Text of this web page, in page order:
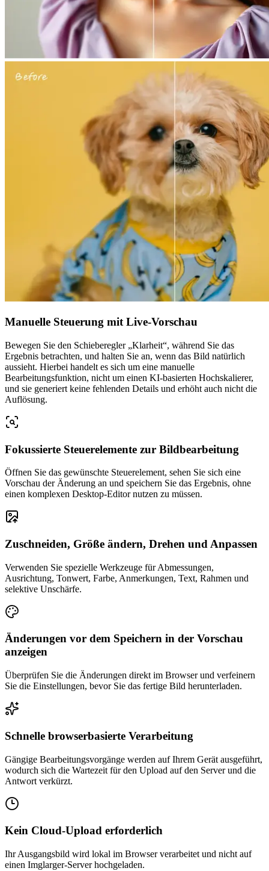
Manuelle Steuerung mit Live-Vorschau
Bewegen Sie den Schieberegler „Klarheit“, während Sie das
Ergebnis betrachten, und halten Sie an, wenn das Bild natürlich
aussieht. Hierbei handelt es sich um eine manuelle
Bearbeitungsfunktion, nicht um einen KI-basierten Hochskalierer,
und sie generiert keine fehlenden Details und erhöht auch nicht die
Auflösung.
Fokussierte Steuerelemente zur Bildbearbeitung
Öffnen Sie das gewünschte Steuerelement, sehen Sie sich eine
Vorschau der Änderung an und speichern Sie das Ergebnis, ohne
einen komplexen Desktop-Editor nutzen zu müssen.
Zuschneiden, Größe ändern, Drehen und Anpassen
Verwenden Sie spezielle Werkzeuge für Abmessungen,
Ausrichtung, Tonwert, Farbe, Anmerkungen, Text, Rahmen und
selektive Unschärfe.
Änderungen vor dem Speichern in der Vorschau
anzeigen
Überprüfen Sie die Änderungen direkt im Browser und verfeinern
Sie die Einstellungen, bevor Sie das fertige Bild herunterladen.
Schnelle browserbasierte Verarbeitung
Gängige Bearbeitungsvorgänge werden auf Ihrem Gerät ausgeführt,
wodurch sich die Wartezeit für den Upload auf den Server und die
Antwort verkürzt.
Kein Cloud-Upload erforderlich
Ihr Ausgangsbild wird lokal im Browser verarbeitet und nicht auf
einen Imglarger-Server hochgeladen.